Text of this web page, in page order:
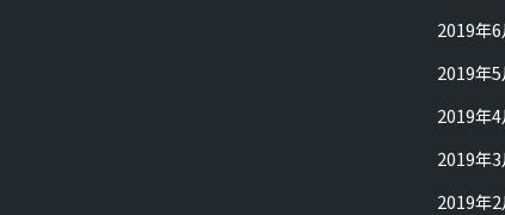
2019年6
2019年5
2019年4
2019年3
2019年2